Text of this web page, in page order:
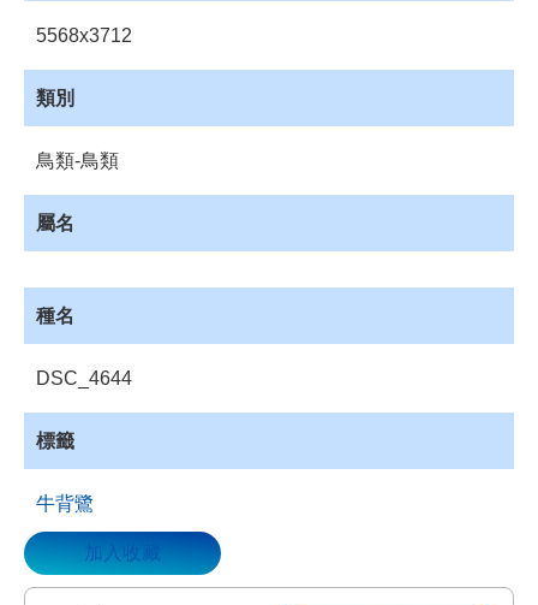
理
資
理
藏
5568x3712
類別
鳥類-鳥類
屬名
種名
DSC_4644
標籤
牛背鷺
加入收藏